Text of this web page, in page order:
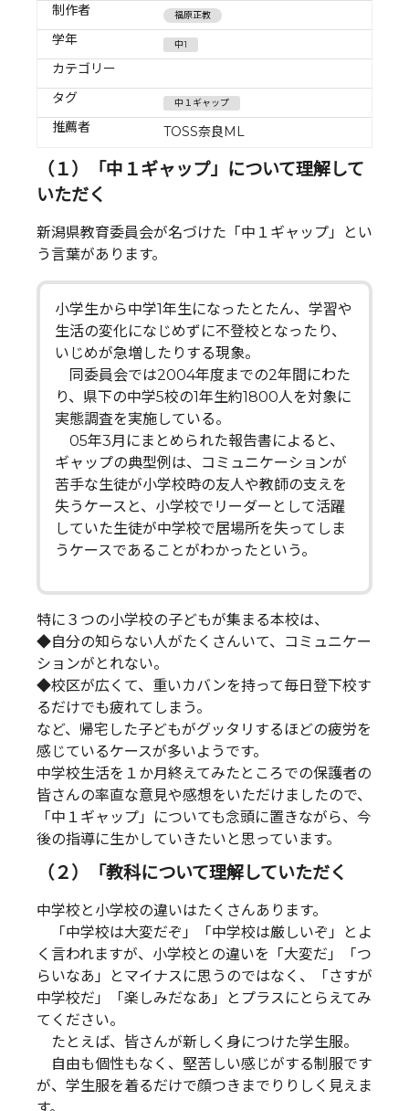
制作者
福原正教
学年 中1
カテゴリー
タグ
中１ギャップ
推薦者 TOSS奈良ML
（１）「中１ギャップ」について理解して
いただく
新潟県教育委員会が名づけた「中１ギャップ」とい
う言葉があります。
小学生から中学1年生になったとたん、学習や
生活の変化になじめずに不登校となったり、
いじめが急増したりする現象。
同委員会では2004年度までの2年間にわた
り、県下の中学5校の1年生約1800人を対象に
実態調査を実施している。
05年3月にまとめられた報告書によると、
ギャップの典型例は、コミュニケーションが
苦手な生徒が小学校時の友人や教師の支えを
失うケースと、小学校でリーダーとして活躍
していた生徒が中学校で居場所を失ってしま
うケースであることがわかったという。
特に３つの小学校の子どもが集まる本校は、
◆自分の知らない人がたくさんいて、コミュニケー
ションがとれない。
◆校区が広くて、重いカバンを持って毎日登下校す
るだけでも疲れてしまう。
など、帰宅した子どもがグッタリするほどの疲労を
感じているケースが多いようです。
中学校生活を１か月終えてみたところでの保護者の
皆さんの率直な意見や感想をいただけましたので、
「中１ギャップ」についても念頭に置きながら、今
後の指導に生かしていきたいと思っています。
（２）「教科について理解していただく
中学校と小学校の違いはたくさんあります。
「中学校は大変だぞ」「中学校は厳しいぞ」とよ
く言われますが、小学校との違いを「大変だ」「つ
らいなあ」とマイナスに思うのではなく、「さすが
中学校だ」「楽しみだなあ」とプラスにとらえてみ
てください。
たとえば、皆さんが新しく身につけた学生服。
自由も個性もなく、堅苦しい感じがする制服です
が、学生服を着るだけで顔つきまでりりしく見えま